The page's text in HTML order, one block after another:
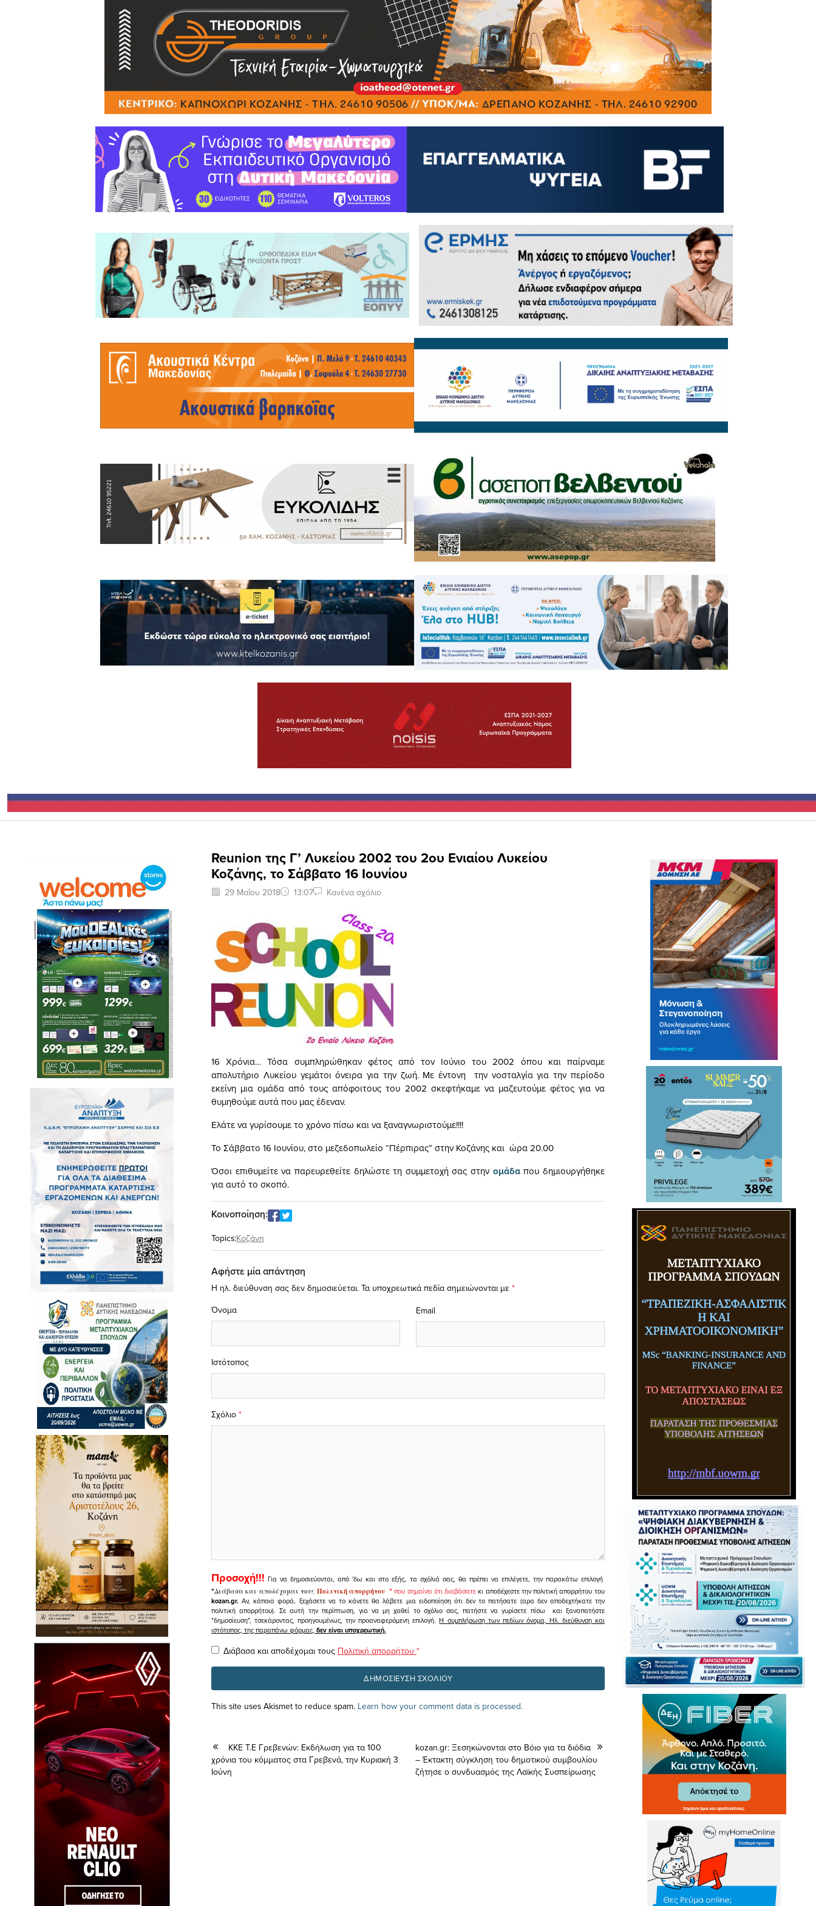
Reunion της Γ’ Λυκείου 2002 του 2ου Ενιαίου Λυκείου
Κοζάνης, το Σάββατο 16 Ιουνίου
29 Μαΐου 2018 13:07 Κανένα σχόλιο
16 Χρόνια… Τόσα συμπληρώθηκαν φέτος από τον Ιούνιο του 2002 όπου και παίρναμε
απολυτήριο Λυκείου γεμάτοι όνειρα για την ζωή. Με έντονη την νοσταλγία για την περίοδο
εκείνη μια ομάδα από τους απόφοιτους του 2002 σκεφτήκαμε να μαζευτούμε φέτος για να
θυμηθούμε αυτά που μας έδεναν.
Ελάτε να γυρίσουμε το χρόνο πίσω και να ξαναγνωριστούμε!!!!
Το Σάββατο 16 Ιουνίου, στο μεζεδοπωλείο “Πέρπιρας” στην Κοζάνης και ώρα 20.00
Όσοι επιθυμείτε να παρευρεθείτε δηλώστε τη συμμετοχή σας στην ομάδαπου δημιουργήθηκε
για αυτό το σκοπό.
Κοινοποίηση:
Topics:Κοζάνη
Αφήστε μία απάντηση
Η ηλ. διεύθυνση σας δεν δημοσιεύεται. Τα υποχρεωτικά πεδία σημειώνονται με *
Σχόλιο *
Όνομα Email
Ιστότοπος
Προσοχή!!! Για να δημοσιεύονται, από 'δω και στο εξής, τα σχόλιά σας, θα πρέπει να επιλέγετε, την παρακάτω επιλογή
"Διάβασα και αποδέχομαι τουςΠολιτική απορρήτου " που σημαίνει ότι διαβάσατεκι αποδέχεστε την πολιτική απορρήτου του
kozan.gr. Αν, κάποια φορά, ξεχάσετε να το κάνετε θα λάβετε μια ειδοποίηση ότι δεν το πατήσατε (αρα δεν αποδεχτήκατε την
πολιτική απορρήτου). Σε αυτή την περίπτωση, για να μη χαθεί το σχόλιο σας, πατήστε να γυρίσετε πίσω και ξαναπατήστε
"δημοσίευση", τσεκάροντας, προηγουμένως, την προαναφερόμενη επιλογή.Η συμπλήρωση των πεδίων όνομα, Ηλ. διεύθυνση και
ιστότοπος, της παραπάνω φόρμας, δεν είναι υποχρεωτική.
Διάβασα και αποδέχομαι τους Πολιτική απορρήτου *
This site uses Akismet to reduce spam. Learn how your comment data is processed.
ΚΚΕ Τ.Ε Γρεβενών: Εκδήλωση για τα 100
χρόνια του κόμματος στα Γρεβενά, την Κυριακή 3
Ιούνη
kozan.gr: Ξεσηκώνονται στο Βόιο για τα διόδια
– Έκτακτη σύγκληση του δημοτικού συμβουλίου
ζήτησε ο συνδυασμός της Λαϊκής Συσπείρωσης